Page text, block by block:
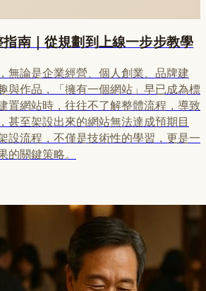
南｜從規劃到上線一步步教學
無論是企業經營、個人創業、品牌建
與作品，「擁有一個網站」早已成為標
置網站時，往往不了解整體流程，導致
甚至架設出來的網站無法達成預期目
設流程，不僅是技術性的學習，更是一
關鍵策略。